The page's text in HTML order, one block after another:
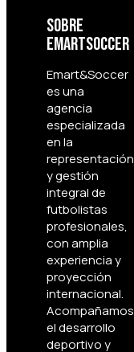
Sobre
Emartsoccer
Emart&Soccer
es una
agencia
especializada
en la
representación
y gestión
integral de
futbolistas
profesionales,
con amplia
experiencia y
proyección
internacional.
Acompañamos
el desarrollo
deportivo y